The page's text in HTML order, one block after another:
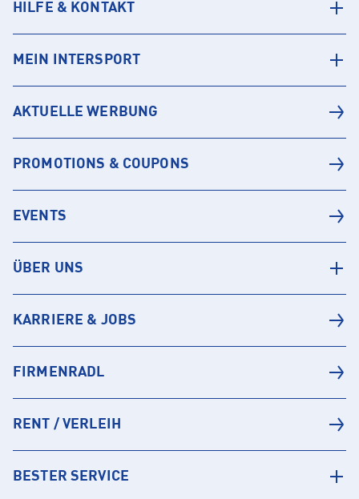
HILFE & KONTAKT
MEIN INTERSPORT
AKTUELLE WERBUNG
PROMOTIONS & COUPONS
EVENTS
ÜBER UNS
KARRIERE & JOBS
FIRMENRADL
RENT / VERLEIH
BESTER SERVICE